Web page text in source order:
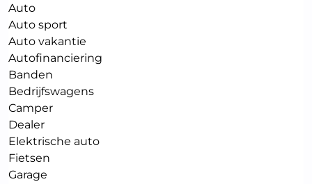
Auto
Auto sport
Auto vakantie
Autofinanciering
Banden
Bedrijfswagens
Camper
Dealer
Elektrische auto
Fietsen
Garage